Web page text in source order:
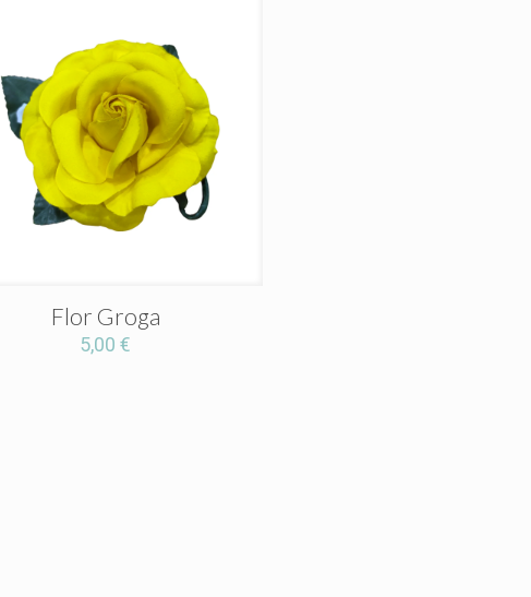
Flor Groga
5,00€